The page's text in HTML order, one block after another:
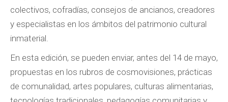
colectivos, cofradías, consejos de ancianos, creadores
y especialistas en los ámbitos del patrimonio cultural
inmaterial.
En esta edición, se pueden enviar, antes del 14 de mayo,
propuestas en los rubros de cosmovisiones, prácticas
de comunalidad, artes populares, culturas alimentarias,